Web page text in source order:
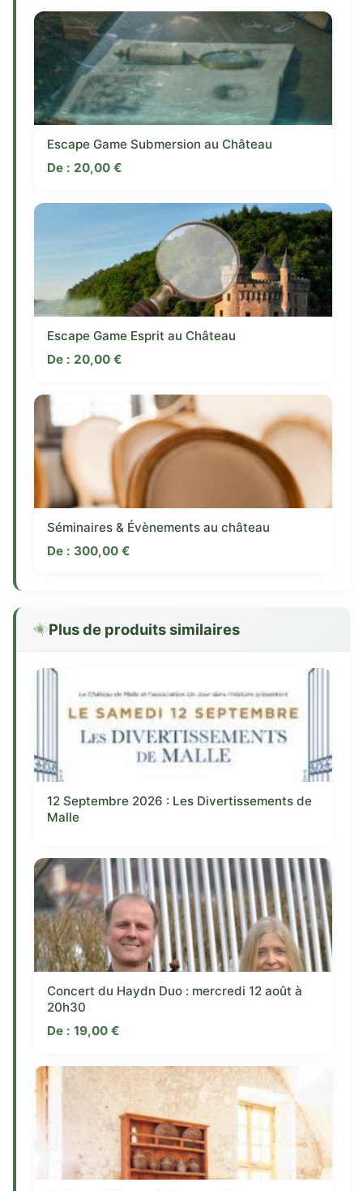
Escape Game Submersion au Château
De : 20,00 €
Escape Game Esprit au Château
De : 20,00 €
Séminaires & Évènements au château
De : 300,00 €
Plus de produits similaires
12 Septembre 2026 : Les Divertissements de
Malle
Concert du Haydn Duo : mercredi 12 août à
20h30
De : 19,00 €